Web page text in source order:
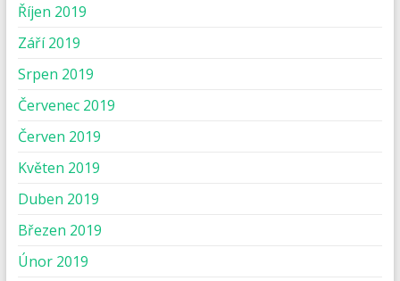
Říjen 2019
Září 2019
Srpen 2019
Červenec 2019
Červen 2019
Květen 2019
Duben 2019
Březen 2019
Únor 2019